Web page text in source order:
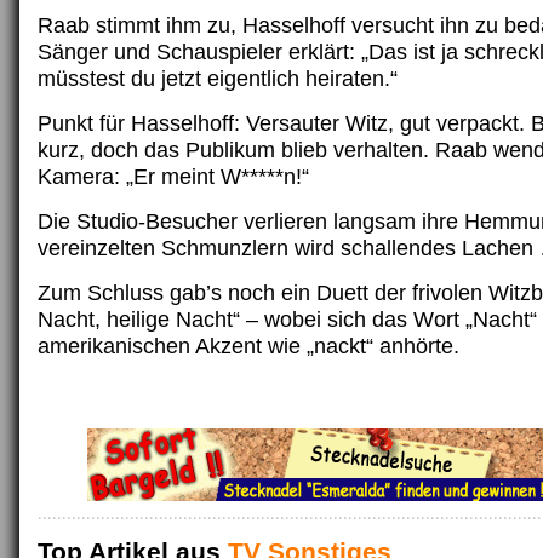
Raab stimmt ihm zu, Hasselhoff versucht ihn zu
Sänger und Schauspieler erklärt: „Das ist ja
müsstest du jetzt eigentlich heiraten.“
Punkt für Hasselhoff: Versauter Witz, gut verpackt.
kurz, doch das Publikum blieb verhalten. Raab
Kamera: „Er meint W*****n!“
Die Studio-Besucher verlieren langsam ihre
vereinzelten Schmunzlern wird schallendes
Zum Schluss gab’s noch ein Duett der frivolen
Nacht, heilige Nacht“ – wobei sich das Wort
amerikanischen Akzent wie „nackt“ anhörte.
Top Artikel aus TV Sonstiges